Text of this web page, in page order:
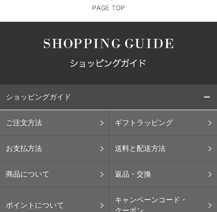
ショッピングガイド
ご注文方法 ギフトラッピング
お支払方法 送料と配送方法
商品について 返品・交換
ポイントについて
キャンペーンコード・